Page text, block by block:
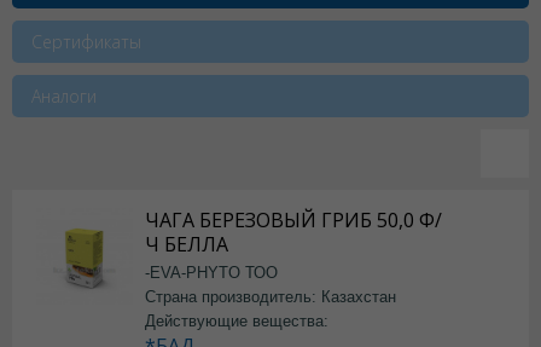
Сертификаты
Аналоги
ЧАГА БЕРЕЗОВЫЙ ГРИБ 50,0 Ф/
Ч БЕЛЛА
-EVA-PHYTO ТОО
Страна производитель: Казахстан
Действующие вещества: